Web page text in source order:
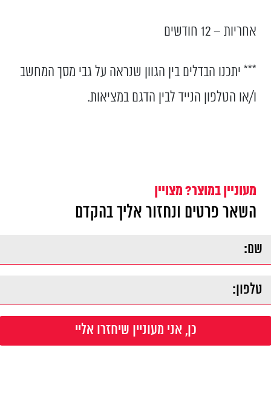
אחריות – 12 חודשים
*** יתכנו הבדלים בין הגוון שנראה על גבי מסך המחשב
ו/או הטלפון הנייד לבין הדגם במציאות.
מעוניין במוצר? מצויין
השאר פרטים ונחזור אליך בהקדם